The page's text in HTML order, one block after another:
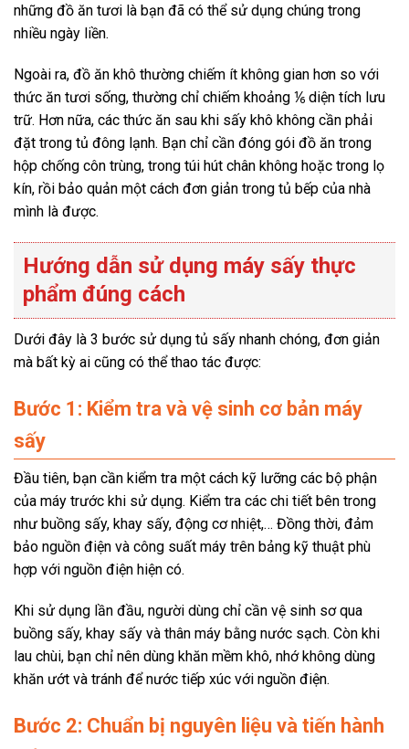
những đồ ăn tươi là bạn đã có thể sử dụng chúng trong
nhiều ngày liền.
Ngoài ra, đồ ăn khô thường chiếm ít không gian hơn so với
thức ăn tươi sống, thường chỉ chiếm khoảng ⅙ diện tích lưu
trữ. Hơn nữa, các thức ăn sau khi sấy khô không cần phải
đặt trong tủ đông lạnh. Bạn chỉ cần đóng gói đồ ăn trong
hộp chống côn trùng, trong túi hút chân không hoặc trong lọ
kín, rồi bảo quản một cách đơn giản trong tủ bếp của nhà
mình là được.
Hướng dẫn sử dụng máy sấy thực
phẩm đúng cách
Dưới đây là 3 bước sử dụng tủ sấy nhanh chóng, đơn giản
mà bất kỳ ai cũng có thể thao tác được:
Bước 1: Kiểm tra và vệ sinh cơ bản máy
sấy
Đầu tiên, bạn cần kiểm tra một cách kỹ lưỡng các bộ phận
của máy trước khi sử dụng. Kiểm tra các chi tiết bên trong
như buồng sấy, khay sấy, động cơ nhiệt,… Đồng thời, đảm
bảo nguồn điện và công suất máy trên bảng kỹ thuật phù
hợp với nguồn điện hiện có.
Khi sử dụng lần đầu, người dùng chỉ cần vệ sinh sơ qua
buồng sấy, khay sấy và thân máy bằng nước sạch. Còn khi
lau chùi, bạn chỉ nên dùng khăn mềm khô, nhớ không dùng
khăn ướt và tránh để nước tiếp xúc với nguồn điện.
Bước 2: Chuẩn bị nguyên liệu và tiến hành